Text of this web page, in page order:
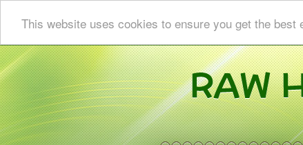
This website uses cookies to ensure you get the best